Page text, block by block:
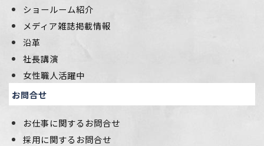
ショールーム紹介
メディア雑誌掲載情報
沿革
社長講演
女性職人活躍中
お問合せ
お仕事に関するお問合せ
採用に関するお問合せ